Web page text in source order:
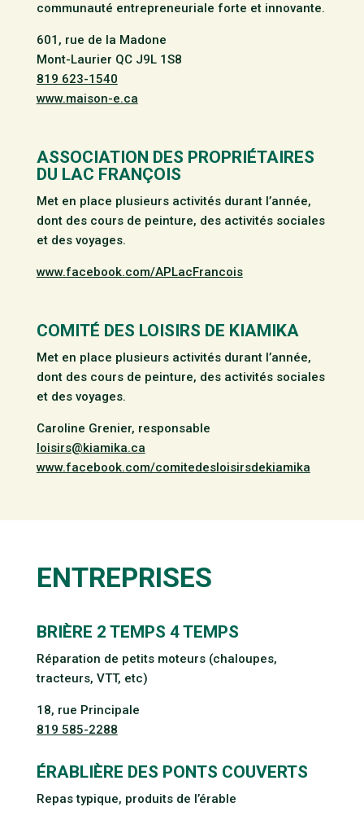
communauté entrepreneuriale forte et innovante.
601, rue de la Madone
Mont-Laurier QC J9L 1S8
819 623-1540
www.maison-e.ca
ASSOCIATION DES PROPRIÉTAIRES
DU LAC FRANÇOIS
Met en place plusieurs activités durant l’année,
dont des cours de peinture, des activités sociales
et des voyages.
www.facebook.com/APLacFrancois
COMITÉ DES LOISIRS DE KIAMIKA
Met en place plusieurs activités durant l’année,
dont des cours de peinture, des activités sociales
et des voyages.
Caroline Grenier, responsable
loisirs@kiamika.ca
www.facebook.com/comitedesloisirsdekiamika
ENTREPRISES
BRIÈRE 2 TEMPS 4 TEMPS
Réparation de petits moteurs (chaloupes,
tracteurs, VTT, etc)
18, rue Principale
819 585-2288
ÉRABLIÈRE DES PONTS COUVERTS
Repas typique, produits de l’érable